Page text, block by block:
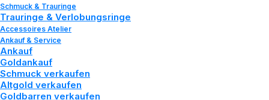
Schmuck & Trauringe
Trauringe & Verlobungsringe
Accessoires Atelier
Ankauf & Service
Ankauf
Goldankauf
Schmuck verkaufen
Altgold verkaufen
Goldbarren verkaufen